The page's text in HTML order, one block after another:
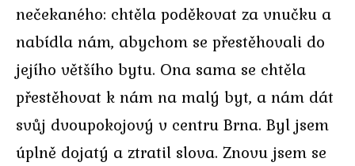
nečekaného: chtěla poděkovat za vnučku a
nabídla nám, abychom se přestěhovali do
jejího většího bytu. Ona sama se chtěla
přestěhovat k nám na malý byt, a nám dát
svůj dvoupokojový v centru Brna. Byl jsem
úplně dojatý a ztratil slova. Znovu jsem se